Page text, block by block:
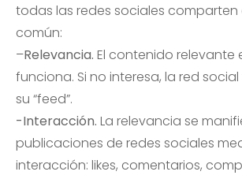
todas las redes sociales comparten
común:
–Relevancia. El contenido relevante
funciona. Si no interesa, la red
su “feed”.
-Interacción. La relevancia se
publicaciones de redes sociales
interacción: likes, comentarios,